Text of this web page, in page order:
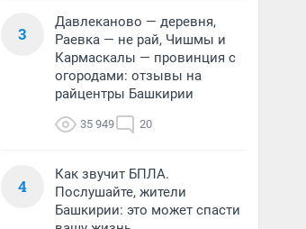
3
Давлеканово — деревня,
Раевка — не рай, Чишмы и
Кармаскалы — провинция с
огородами: отзывы на
райцентры Башкирии
35 949 20
4
Как звучит БПЛА.
Послушайте, жители
Башкирии: это может спасти